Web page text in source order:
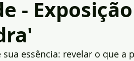
-
essência: revelar o que a